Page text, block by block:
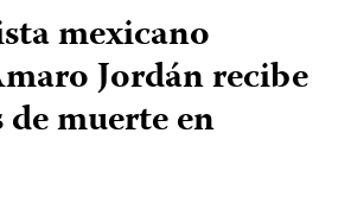
mexicano
Jordán recibe
de muerte en